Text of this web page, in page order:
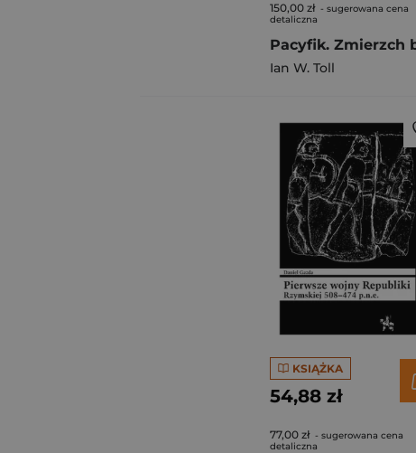
150,00 zł - sugerowana cena
detaliczna
Ian W. Toll
KSIĄŻKA
54,88 zł
77,00 zł - sugerowana cena
detaliczna